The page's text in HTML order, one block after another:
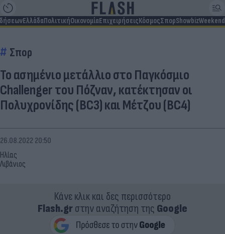
ΕλλάδαΠολιτικήΟικονομίαΕπιχειρήσειςΚόσμοςΣπορShowbizWeekend
Σπορ
Το ασημένιο μετάλλιο στο Παγκόσμιο
Challenger του Πόζναν, κατέκτησαν οι
Πολυχρονίδης (BC3) και Μέτζου (BC4)
Ηλίας
Λιβάνιος
26.08.2022 20:50
Κάνε κλικ και δες περισσότερο
Flash.grστην αναζήτηση της Google